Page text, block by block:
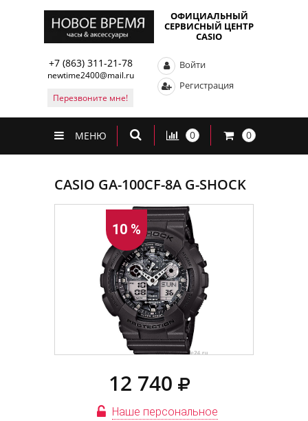
ОФИЦИАЛЬНЫЙ
СЕРВИСНЫЙ ЦЕНТР
CASIO
+7 (863) 311-21-78
newtime2400@mail.ru
Перезвоните мне!
Войти
Регистрация
МЕНЮ 0 0
CASIO GA-100CF-8A G-SHOCK
10 %
12 740
Наше персональное